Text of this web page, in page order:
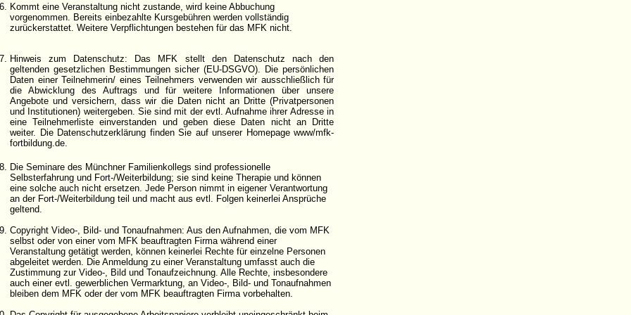
Kommt eine Veranstaltung nicht zustande, wird keine Abbuchung
vorgenommen. Bereits einbezahlte Kursgebühren werden vollständig
zurückerstattet. Weitere Verpflichtungen bestehen für das MFK nicht.
Hinweis zum Datenschutz: Das MFK stellt den Datenschutz nach den
geltenden gesetzlichen Bestimmungen sicher (EU-DSGVO). Die persönlichen
Daten einer Teilnehmerin/ eines Teilnehmers verwenden wir ausschließlich für
die Abwicklung des Auftrags und für weitere Informationen über unsere
Angebote und versichern, dass wir die Daten nicht an Dritte (Privatpersonen
und Institutionen) weitergeben. Sie sind mit der evtl. Aufnahme ihrer Adresse in
eine Teilnehmerliste einverstanden und geben diese Daten nicht an Dritte
weiter. Die Datenschutzerklärung finden Sie auf unserer Homepage www/mfk-
fortbildung.de.
Die Seminare des Münchner Familienkollegs sind professionelle
Selbsterfahrung und Fort-/Weiterbildung; sie sind keine Therapie und können
eine solche auch nicht ersetzen. Jede Person nimmt in eigener Verantwortung
an der Fort-/Weiterbildung teil und macht aus evtl. Folgen keinerlei Ansprüche
geltend.
Copyright Video-, Bild- und Tonaufnahmen: Aus den Aufnahmen, die vom MFK
selbst oder von einer vom MFK beauftragten Firma während einer
Veranstaltung getätigt werden, können keinerlei Rechte für einzelne Personen
abgeleitet werden. Die Anmeldung zu einer Veranstaltung umfasst auch die
Zustimmung zur Video-, Bild und Tonaufzeichnung. Alle Rechte, insbesondere
auch einer evtl. gewerblichen Vermarktung, an Video-, Bild- und Tonaufnahmen
bleiben dem MFK oder der vom MFK beauftragten Firma vorbehalten.